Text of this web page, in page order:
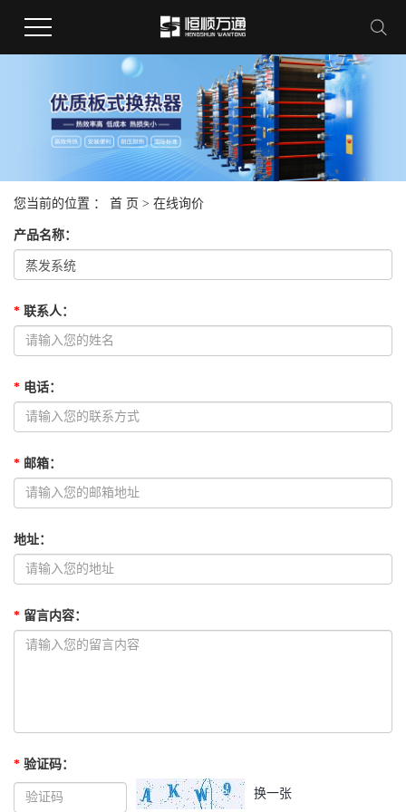
您当前的位置 ： 首 页 > 在线询价
产品名称：
* 联系人：
* 电话：
* 邮箱：
地址：
* 留言内容：
* 验证码：
换一张